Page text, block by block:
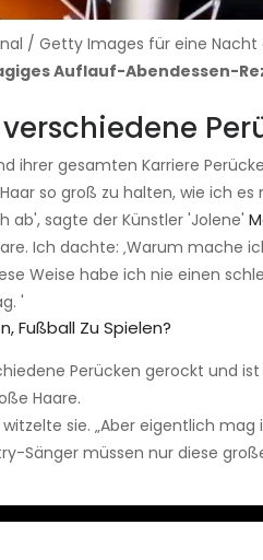
/ Getty Images für eine Nacht
Auflauf-Abendessen-
ihrer gesamten Karriere
so groß zu halten, wie ich
sagte der Künstler 'Jolene'
Ich dachte: ‚Warum mache
Weise habe ich nie einen
'
Fußball Zu Spielen?
Perücken gerockt und
Haare.
sie. „Aber eigentlich
Sänger müssen nur diese